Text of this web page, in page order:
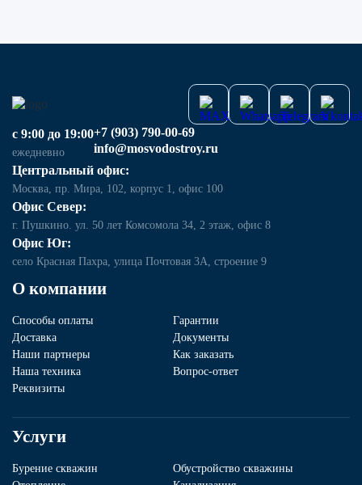
О компании
Способы оплаты
Гарантии
Доставка
Документы
Наши партнеры
Как заказать
Наша техника
Вопрос-ответ
Реквизиты
Услуги
Бурение скважин
Обустройство скважины
с 9:00 до 19:00
ежедневно
+7 (903) 790-00-69
info@mosvodostroy.ru
Центральный офис:
Москва, пр. Мира, 102, корпус 1, офис 100
Офис Север:
г. Пушкино. ул. 50 лет Комсомола 34, 2 этаж, офис 8
Офис Юг:
село Красная Пахра, улица Почтовая 3А, строение 9